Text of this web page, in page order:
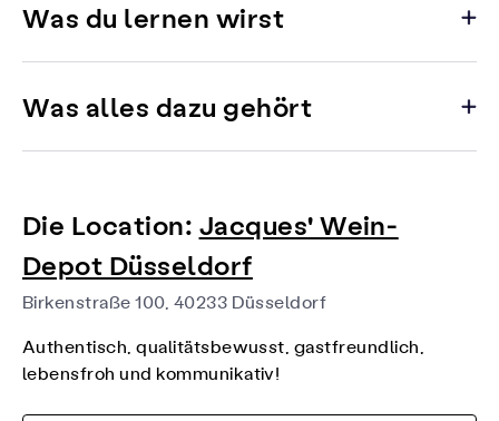
Was du lernen wirst
Was alles dazu gehört
Die Location: Jacques' Wein-
Depot Düsseldorf
Birkenstraße 100, 40233 Düsseldorf
Authentisch, qualitätsbewusst, gastfreundlich,
lebensfroh und kommunikativ!